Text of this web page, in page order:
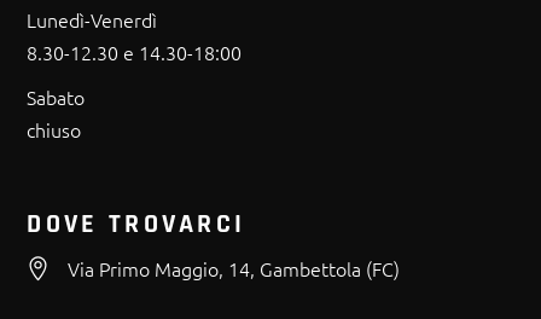
Lunedì-Venerdì
8.30-12.30 e 14.30-18:00
Sabato
chiuso
DOVE TROVARCI
Via Primo Maggio, 14, Gambettola (FC)